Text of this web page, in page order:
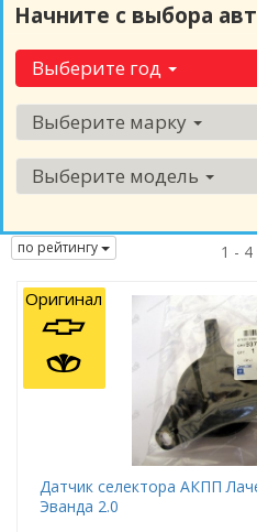
Начните с выбора
Выберите год
Выберите марку
Выберите модель
по рейтингу 1 - 4
Датчик селектора АКПП
Эванда 2.0
Оригинал